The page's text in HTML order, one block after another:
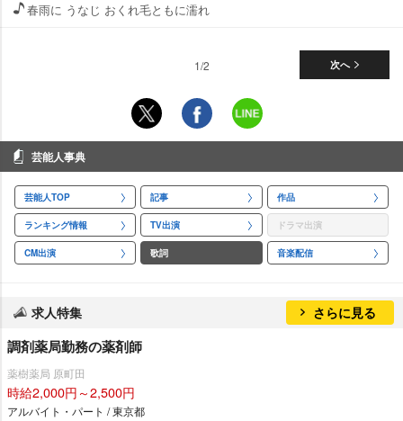
春雨に うなじ おくれ毛ともに濡れ
次へ
1/2
芸能人事典
芸能人TOP 記事 作品
ランキング情報 TV出演 ドラマ出演
CM出演 歌詞 音楽配信
求人特集 さらに見る
調剤薬局勤務の薬剤師
薬樹薬局 原町田
時給2,000円～2,500円
アルバイト・パート / 東京都